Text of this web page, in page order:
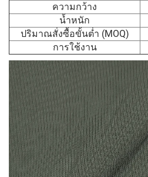
ความกว้าง
น้ำหนัก
ปริมาณสั่งซื้อขั้นต่ำ (MOQ)
การใช้งาน